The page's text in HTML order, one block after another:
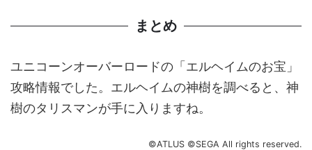
まとめ
ユニコーンオーバーロードの「エルヘイムのお宝」
攻略情報でした。エルヘイムの神樹を調べると、神
樹のタリスマンが手に入りますね。
©ATLUS ©SEGA All rights reserved.